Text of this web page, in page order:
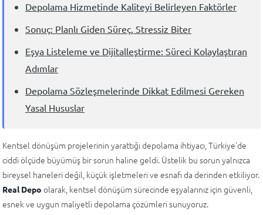
Depolama Hizmetinde Kaliteyi Belirleyen Faktörler
Sonuç: Planlı Giden Süreç, Stressiz Biter
Eşya Listeleme ve Dijitalleştirme: Süreci Kolaylaştıran
Adımlar
Depolama Sözleşmelerinde Dikkat Edilmesi Gereken
Yasal Hususlar
Kentsel dönüşüm projelerinin yarattığı depolama ihtiyacı, Türkiye'de
ciddi ölçüde büyümüş bir sorun haline geldi. Üstelik bu sorun yalnızca
bireysel haneleri değil, küçük işletmeleri ve esnafı da derinden etkiliyor.
Real Depo olarak, kentsel dönüşüm sürecinde eşyalarınız için güvenli,
esnek ve uygun maliyetli depolama çözümleri sunuyoruz.